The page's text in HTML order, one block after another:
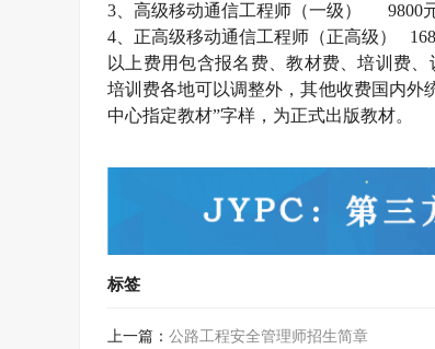
3 、高级移动通信工程师（一级） 9800
4 、正高级移动通信工程师（正高级）
以上费用包含报名费、教材费、培训费
培训费各地可以调整外，其他收费国内外
中心指定教材”字样，为正式出版教材。
标签
上一篇： 公路工程安全管理师招生简章